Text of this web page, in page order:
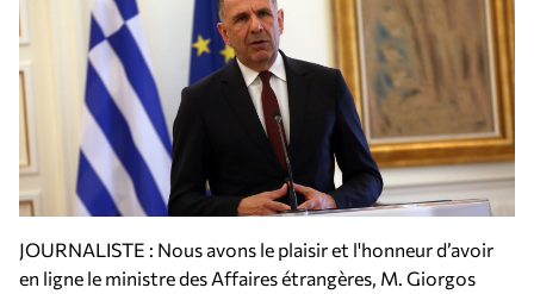
JOURNALISTE : Nous avons le plaisir et l'honneur d’avoir
en ligne le ministre des Affaires étrangères, M. Giorgos